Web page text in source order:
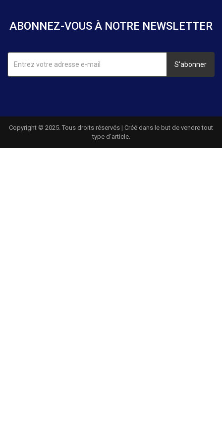
ABONNEZ-VOUS À NOTRE NEWSLETTER
S'abonner
Copyright © 2025. Tous droits réservés | Créé dans le but de vendre tout
type d'article.